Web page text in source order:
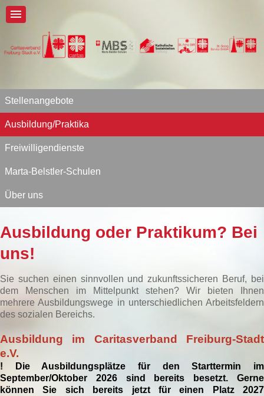
Stellenangebote
Ausbildung/Praktika
Freiwilligendienste
Marta-Belstler-Schulen
Über uns
Ausbildung oder Praktikum? Bei
uns!
Sie suchen einen sinnvollen und zukunftssicheren Beruf, bei
dem Menschen im Mittelpunkt stehen? Wir bieten Ihnen
mehrere Ausbildungswege in unterschiedlichen Arbeitsfeldern
des sozialen Bereichs.
Ausbildung im Caritasverband Freiburg-Stadt
e.V.
! Die Ausbildungsplätze für den Starttermin im
September/Oktober 2026 sind bereits besetzt. Gerne
können Sie sich bereits jetzt für einen Platz 2027